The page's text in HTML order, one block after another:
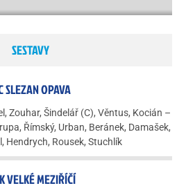
SESTAVY
SLEZAN OPAVA
Zouhar, Šindelář (C), Věntus, Kocián –
Římský, Urban, Beránek, Damašek,
Hendrych, Rousek, Stuchlík
VELKÉ MEZIŘÍČÍ